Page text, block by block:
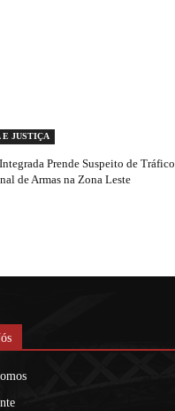
JUSTIÇA
Prende Suspeito de Tráfico
de Armas na Zona Leste